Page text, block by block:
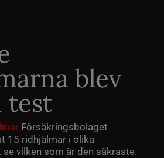
blev
test
Försäkringsbolaget
15 ridhjälmar i olika
vilken som är den säkraste.